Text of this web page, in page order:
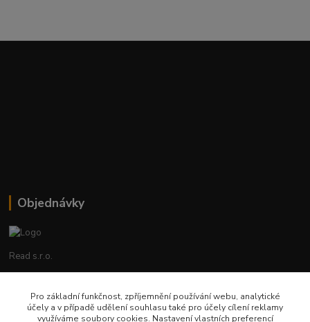
Objednávky
Read s.r.o.
+420 602 388 763
Po - Pá 8 - 14h
Pro základní funkčnost, zpříjemnění používání webu, analytické
účely a v případě udělení souhlasu také pro účely cílení reklamy
využíváme soubory cookies. Nastavení vlastních preferencí